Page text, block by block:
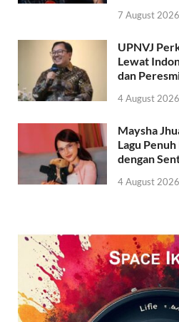
7 August 2026
UPNVJ
Lewat
dan
4 August 2026
Maysha
Lagu
dengan
4 August 2026